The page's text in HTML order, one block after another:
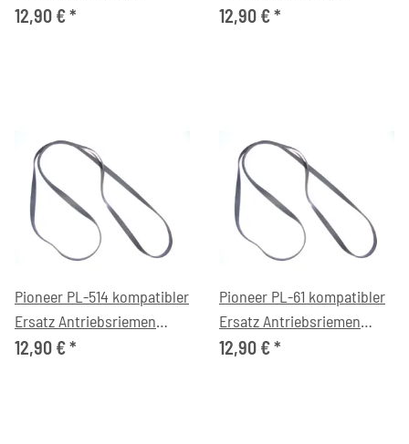
Antriebsriemen flach
12,90 €*
Antriebsriemen flach
12,90 €*
Pioneer PL-514 kompatibler
Ersatz Antriebsriemen
flach
12,90 €*
Pioneer PL-61 kompatibler
Ersatz Antriebsriemen
flach
12,90 €*